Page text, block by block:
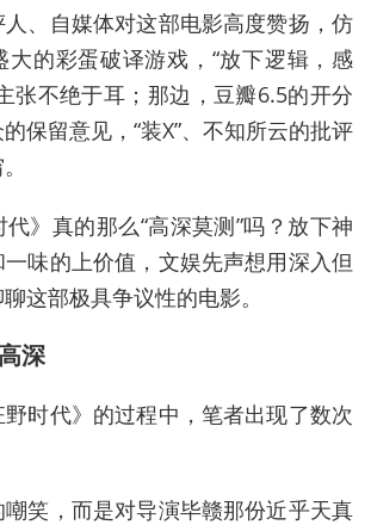
、自媒体对这部电影高度赞扬，仿
大的彩蛋破译游戏，“放下逻辑，感
张不绝于耳；那边，豆瓣6.5的开分
保留意见，“装X”、不知所云的批评
》真的那么“高深莫测”吗？放下神
味的上价值，文娱先声想用深入但
这部极具争议性的电影。
深
时代》的过程中，笔者出现了数次
笑，而是对导演毕赣那份近乎天真